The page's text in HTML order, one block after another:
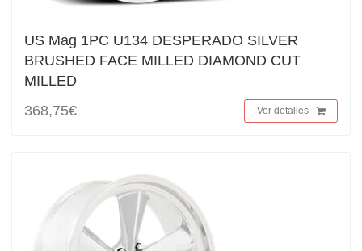
US Mag 1PC U134 DESPERADO SILVER
BRUSHED FACE MILLED DIAMOND CUT
MILLED
368,75€
Ver detalles